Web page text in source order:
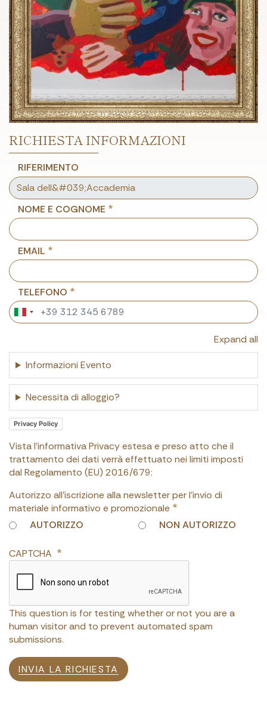
RICHIESTA INFORMAZIONI
RIFERIMENTO
NOME E COGNOME
EMAIL
TELEFONO
Expand all
Informazioni Evento
Necessita di alloggio?
Privacy Policy
Vista l'informativa Privacy estesa e preso atto che il
trattamento dei dati verrà effettuato nei limiti imposti
dal Regolamento (EU) 2016/679:
Autorizzo all'iscrizione alla newsletter per l'invio di
materiale informativo e promozionale
AUTORIZZO
NON AUTORIZZO
CAPTCHA
This question is for testing whether or not you are a
human visitor and to prevent automated spam
submissions.
INVIA LA RICHIESTA